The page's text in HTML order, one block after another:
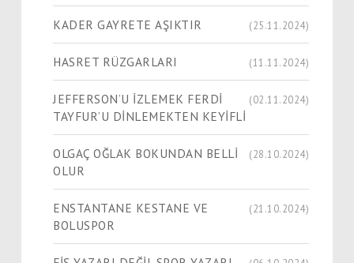
KADER GAYRETE AŞIKTIR (25.11.2024)
HASRET RÜZGARLARI (11.11.2024)
JEFFERSON’U İZLEMEK FERDİ
TAYFUR’U DİNLEMEKTEN KEYİFLİ
(02.11.2024)
OLGAÇ OĞLAK BOKUNDAN BELLİ
OLUR
(28.10.2024)
ENSTANTANE KESTANE VE
BOLUSPOR
(21.10.2024)